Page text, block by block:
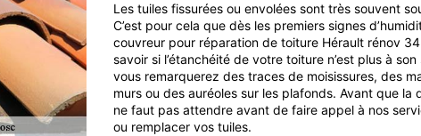
Les tuiles fissurées ou envolées sont très souvent
C’est pour cela que dès les premiers signes
couvreur pour réparation de toiture Hérault rénov
savoir si l’étanchéité de votre toiture n’est plus à
vous remarquerez des traces de moisissures, des
murs ou des auréoles sur les plafonds. Avant que la
ne faut pas attendre avant de faire appel à nos
ou remplacer vos tuiles.